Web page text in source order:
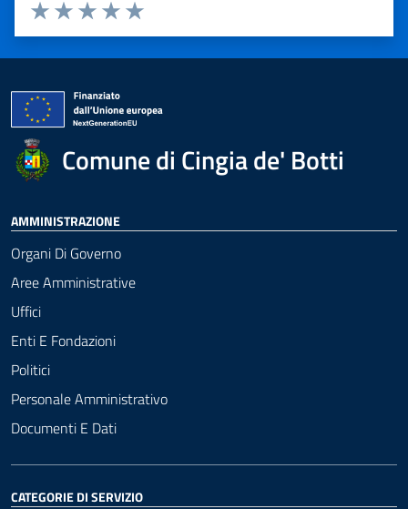
Valuta 5 stelle su 5
Valuta 4 stelle su 5
Valuta 3 stelle su 5
Valuta 2 stelle su 5
Valuta 1 stelle su 5
Comune di Cingia de' Botti
AMMINISTRAZIONE
Organi Di Governo
Aree Amministrative
Uffici
Enti E Fondazioni
Politici
Personale Amministrativo
Documenti E Dati
CATEGORIE DI SERVIZIO